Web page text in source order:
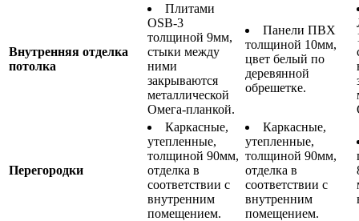
Внутренняя отделка
потолка
Плитами
OSB-3
толщиной 9мм,
стыки между
ними
закрываются
металлической
Омега-планкой.
Панели ПВХ
толщиной 10мм,
цвет белый по
деревянной
обрешетке.
Перегородки
Каркасные,
утепленные,
толщиной 90мм,
отделка в
соответствии с
внутренним
помещением.
Каркасные,
утепленные,
толщиной 90мм,
отделка в
соответствии с
внутренним
помещением.